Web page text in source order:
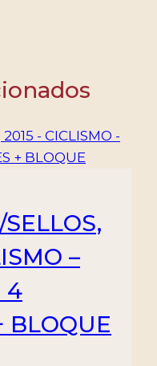
–
4
BLOQUE